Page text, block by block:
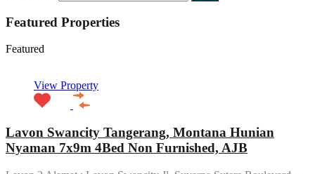
Featured Properties
Featured
View Property
Lavon Swancity Tangerang, Montana Hunian
Nyaman 7x9m 4Bed Non Furnished, AJB